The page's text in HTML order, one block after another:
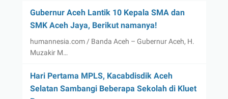
Gubernur Aceh Lantik 10 Kepala SMA dan
SMK Aceh Jaya, Berikut namanya!
humannesia.com / Banda Aceh – Gubernur Aceh, H.
Muzakir M…
Hari Pertama MPLS, Kacabdisdik Aceh
Selatan Sambangi Beberapa Sekolah di Kluet